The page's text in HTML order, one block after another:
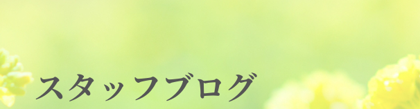
スタッフブログ